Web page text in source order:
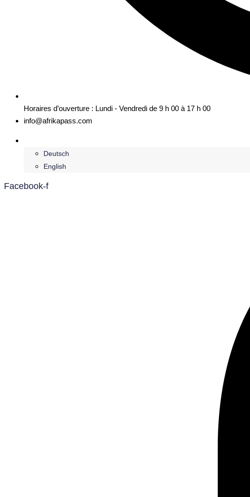
Horaires d’ouverture : Lundi - Vendredi de 9 h 00 à 17 h 00
info@afrikapass.com
Deutsch
English
Facebook-f